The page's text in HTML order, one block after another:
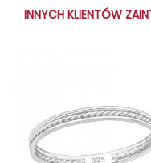
INNYCH KLIENTÓW